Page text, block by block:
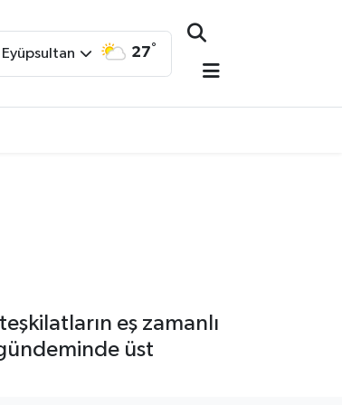
Eyüpsultan 27°
eş zamanlı
üst